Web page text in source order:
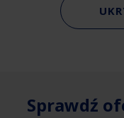
Sprawdź